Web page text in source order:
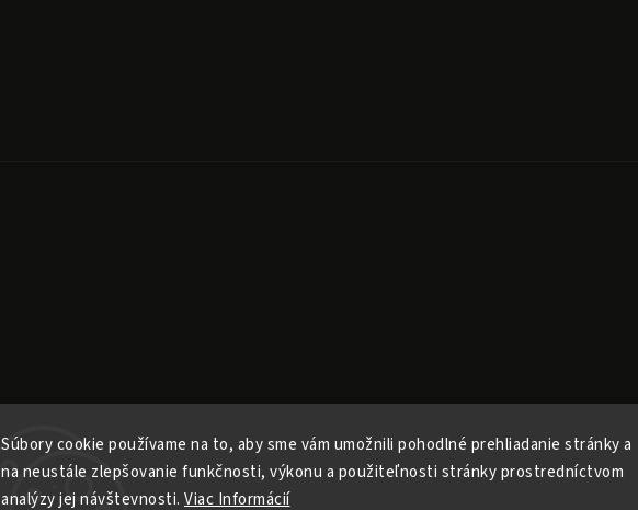
Súbory cookie používame na to, aby sme vám umožnili pohodlné prehliadanie stránky a
na neustále zlepšovanie funkčnosti, výkonu a použiteľnosti stránky prostredníctvom
analýzy jej návštevnosti. Viac Informácií
Upravit nastavení cookies
Vytvořil Shoptet| DesignShoptak.cz